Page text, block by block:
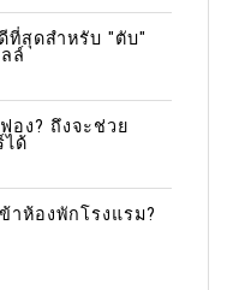
ที่สุดสำหรับ "ตับ"
ล์
อง? ถึงจะช่วย
ได้
าห้องพักโรงแรม?